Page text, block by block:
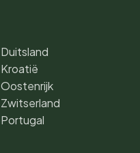
Duitsland
Kroatië
Oostenrijk
Zwitserland
Portugal